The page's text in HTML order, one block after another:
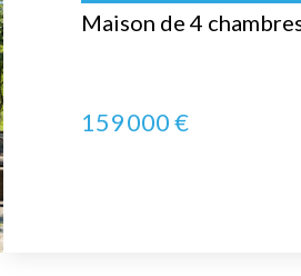
Maison de 4
159 000 €